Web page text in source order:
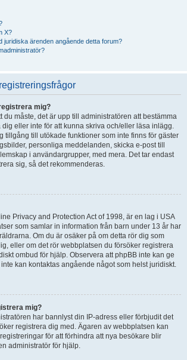
X?
juridiska ärenden angående detta forum?
mig?
du måste, det är upp till administratören att bestämma
eller inte för att kunna skriva och/eller läsa inlägg.
tillgång till utökade funktioner som inte finns för gäster
personliga meddelanden, skicka e-post till
i användargrupper, med mera. Det tar endast
sig, så det rekommenderas.
Privacy and Protection Act of 1998, är en lag i USA
som samlar in information från barn under 13 år har
Om du är osäker på om detta rör dig som
eller om det rör webbplatsen du försöker registrera
ombud för hjälp. Observera att phpBB inte kan ge
kan kontaktas angående något som helst juridiskt.
mig?
har bannlyst din IP-adress eller förbjudit det
registrera dig med. Ägaren av webbplatsen kan
för att förhindra att nya besökare blir
administratör för hjälp.